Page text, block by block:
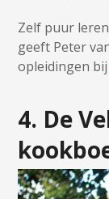
Zelf puur
geeft Peter
opleidingen bij
4. De